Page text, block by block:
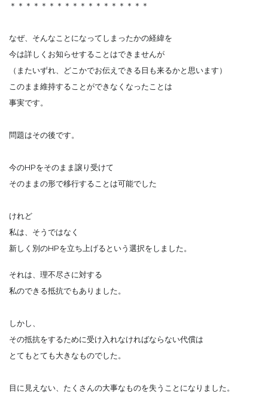
＊＊＊＊＊＊＊＊＊＊＊＊＊＊＊＊＊＊
なぜ、そんなことになってしまったかの経緯を
今は詳しくお知らせすることはできませんが
（またいずれ、どこかでお伝えできる日も来るかと思います）
このまま維持することができなくなったことは
事実です。
問題はその後です。
今のHPをそのまま譲り受けて
そのままの形で移行することは可能でした
けれど
私は、そうではなく
新しく別のHPを立ち上げるという選択をしました。
それは、理不尽さに対する
私のできる抵抗でもありました。
しかし、
その抵抗をするために受け入れなければならない代償は
とてもとても大きなものでした。
目に見えない、たくさんの大事なものを失うことになりました。